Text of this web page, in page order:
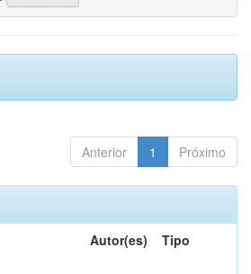
Anterior 1 Próximo
Autor(es) Tipo